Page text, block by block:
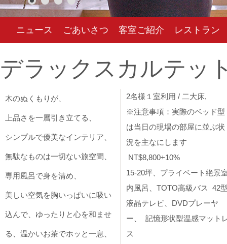
ニュース ごあいさつ 客室ご紹介 レストラン
デラックスカルテッ
木のぬくもりが、
上品さを一層引き立てる、
シンプルで優美なインテリア、
無駄なものは一切ない旅空間、
専用風呂で身を清め、
美しい空気を胸いっぱいに吸い
込んで、ゆったりと心を和ませ
る、温かいお茶でホッと一息、
2名様１室利用 / 二大床,
※注意事項：実際のベッド型
は当日の現場の部屋に並ぶ状
況を主なにします
NT$8,800+10%
15-20坪、プライベート絶景
内風呂、TOTO高級バス 42
液晶テレビ、DVDプレーヤ
ー、 記憶形状型温感マット
ス